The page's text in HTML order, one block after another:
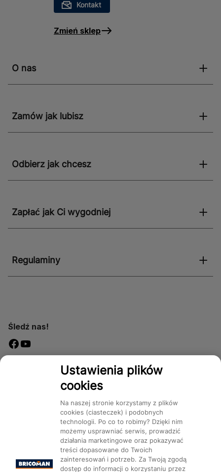
Kontakt
Zmień sklep
O nas
Zamów jak lubisz
Odbierz jak chcesz
Zapłać jak Ci wygodniej
Regulaminy
Śledź nas!
Dostępność
Kategorie Produkty Marki CMS
Ustawienia plików
cookies
Na naszej stronie korzystamy z plików
cookies (ciasteczek) i podobnych
technologii. Po co to robimy? Dzięki nim
możemy usprawniać serwis, prowadzić
działania marketingowe oraz pokazywać
treści dopasowane do Twoich
zainteresowań i potrzeb. Za Twoją zgodą
dostęp do informacji o korzystaniu przez